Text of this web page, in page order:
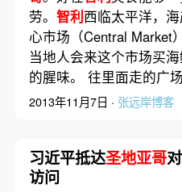
劳。 智利西临太平洋，海
心市场（Central Market
当地人会来这个市场买
的腥味。 往里面走的
2013年11月7日 · 张远岸博客
习近平抵达圣地亚哥对
访问